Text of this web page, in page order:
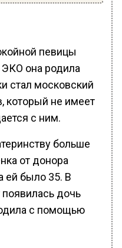
певицы
она родила
стал московский
который не имеет
с ним.
больше
от донора
ей было 35. В
появилась дочь
с помощью